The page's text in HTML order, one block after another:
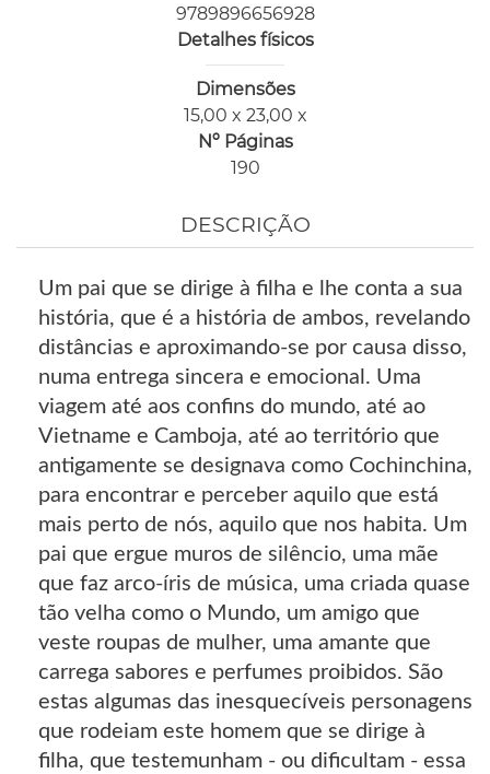
9789896656928
Detalhes físicos
Dimensões
15,00 x 23,00 x
Nº Páginas
190
DESCRIÇÃO
Um pai que se dirige à filha e lhe conta a sua
história, que é a história de ambos, revelando
distâncias e aproximando-se por causa disso,
numa entrega sincera e emocional. Uma
viagem até aos confins do mundo, até ao
Vietname e Camboja, até ao território que
antigamente se designava como Cochinchina,
para encontrar e perceber aquilo que está
mais perto de nós, aquilo que nos habita. Um
pai que ergue muros de silêncio, uma mãe
que faz arco-íris de música, uma criada quase
tão velha como o Mundo, um amigo que
veste roupas de mulher, uma amante que
carrega sabores e perfumes proibidos. São
estas algumas das inesquecíveis personagens
que rodeiam este homem que se dirige à
filha, que testemunham - ou dificultam - essa